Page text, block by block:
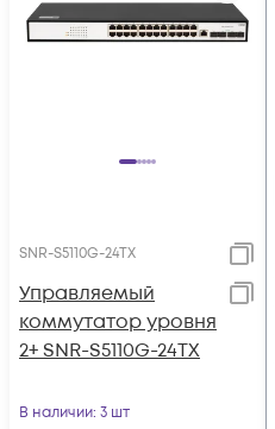
SNR-S5110G-24TX
Управляемый
коммутатор уровня
2+ SNR-S5110G-24TX
В наличии: 3 шт